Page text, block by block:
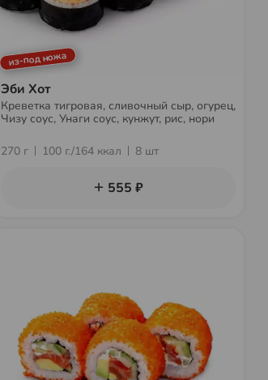
из-под ножа
Эби Хот
Креветка тигровая, сливочный сыр, огурец,
Чизу соус, Унаги соус, кунжут, рис, нори
270 г 100 г./164 ккал 8 шт
555 ₽